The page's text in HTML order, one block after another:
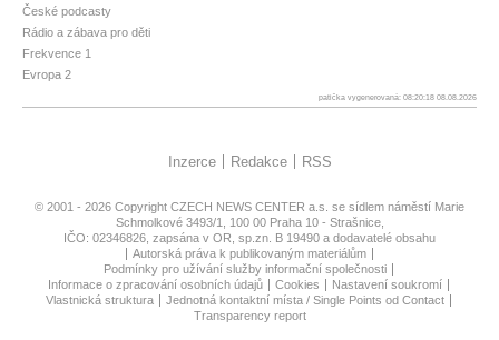
České podcasty
Rádio a zábava pro děti
Frekvence 1
Evropa 2
patička vygenerovaná: 08:20:18 08.08.2026
Inzerce Redakce RSS
© 2001 - 2026 Copyright CZECH NEWS CENTER a.s. se sídlem náměstí Marie
Schmolkové 3493/1, 100 00 Praha 10 - Strašnice,
IČO: 02346826, zapsána v OR, sp.zn. B 19490 a dodavatelé obsahu
Autorská práva k publikovaným materiálům
Podmínky pro užívání služby informační společnosti
Informace o zpracování osobních údajů
Cookies
Nastavení soukromí
Vlastnická struktura
Jednotná kontaktní místa / Single Points od Contact
Transparency report